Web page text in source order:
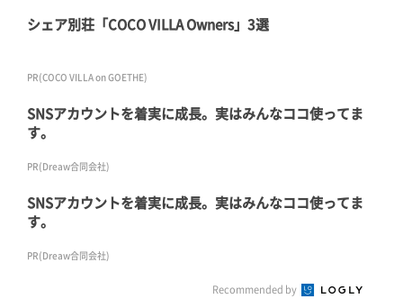
シェア別荘「COCO VILLA Owners」3選
PR(COCO VILLA on GOETHE)
SNSアカウントを着実に成長。実はみんなココ使ってま
す。
PR(Dreaw合同会社)
SNSアカウントを着実に成長。実はみんなココ使ってま
す。
PR(Dreaw合同会社)
Recommended by